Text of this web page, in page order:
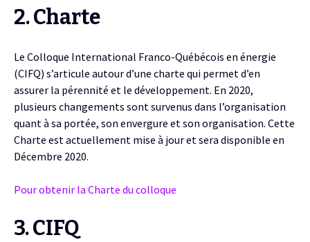
2. Charte
Le Colloque International Franco-Québécois en énergie
(CIFQ) s’articule autour d’une charte qui permet d’en
assurer la pérennité et le développement. En 2020,
plusieurs changements sont survenus dans l’organisation
quant à sa portée, son envergure et son organisation. Cette
Charte est actuellement mise à jour et sera disponible en
Décembre 2020.
Pour obtenir la Charte du colloque
3. CIFQ